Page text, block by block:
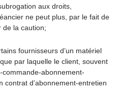
aux droits,
ne peut plus, par le fait de
de la caution;
fournisseurs d’un matériel
par laquelle le client, souvent
abonnement-
contrat d’abonnement-entretien